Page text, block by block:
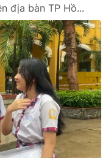
địa bàn TP Hồ...